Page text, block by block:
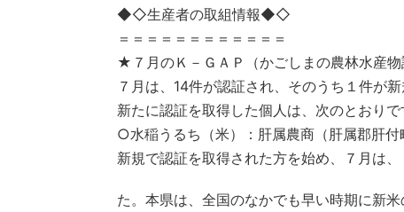
◆◇生産者の取組情報◆◇
＝＝＝＝＝＝＝＝＝＝＝＝
★７月のＫ－ＧＡＰ（かごしまの農林水産
７月は、14件が認証され、そのうち１件が新
新たに認証を取得した個人は、次のとおりで
○水稲うるち（米）：肝属農商（肝属郡肝付
新規で認証を取得された方を始め、７月は
た。本県は、全国のなかでも早い時期に新